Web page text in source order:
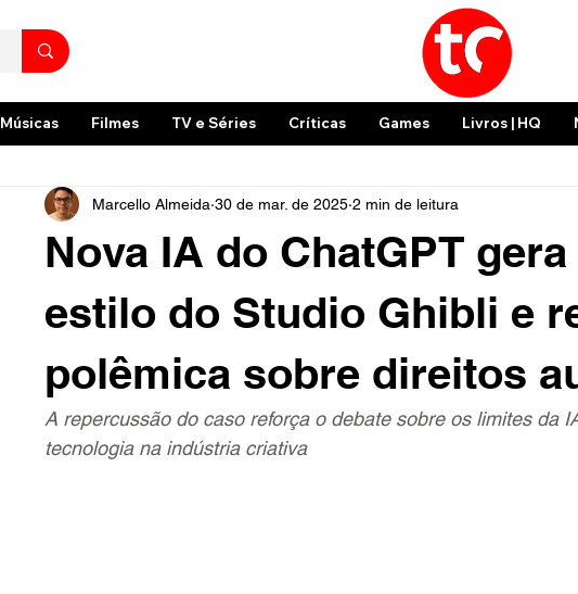
Músicas Filmes TV e Séries Críticas Games Livros | HQ
Nova IA do ChatGPT
estilo do Studio Ghibli e
polêmica sobre direitos
Marcello Almeida 30 de mar. de 2025 2 min de leitura
A repercussão do caso reforça o debate sobre os limites da
tecnologia na indústria criativa